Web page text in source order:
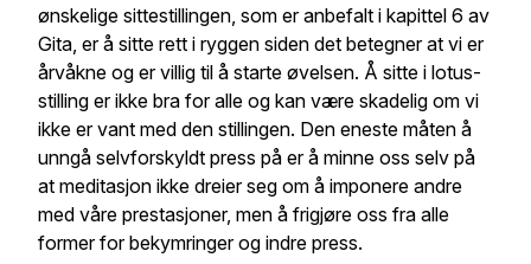
ønskelige sittestillingen, som er anbefalt i kapittel 6 av
Gita, er å sitte rett i ryggen siden det betegner at vi er
årvåkne og er villig til å starte øvelsen. Å sitte i lotus-
stilling er ikke bra for alle og kan være skadelig om vi
ikke er vant med den stillingen. Den eneste måten å
unngå selvforskyldt press på er å minne oss selv på
at meditasjon ikke dreier seg om å imponere andre
med våre prestasjoner, men å frigjøre oss fra alle
former for bekymringer og indre press.